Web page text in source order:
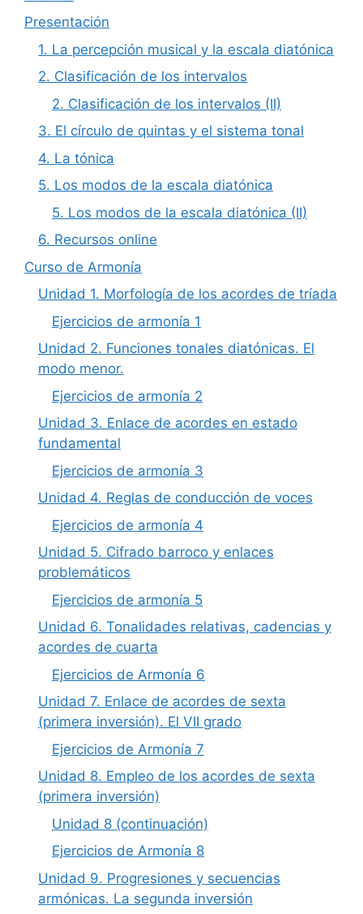
Presentación
1. La percepción musical y la escala diatónica
2. Clasificación de los intervalos
2. Clasificación de los intervalos (II)
3. El círculo de quintas y el sistema tonal
4. La tónica
5. Los modos de la escala diatónica
5. Los modos de la escala diatónica (II)
6. Recursos online
Curso de Armonía
Unidad 1. Morfología de los acordes de tríada
Ejercicios de armonía 1
Unidad 2. Funciones tonales diatónicas. El
modo menor.
Ejercicios de armonía 2
Unidad 3. Enlace de acordes en estado
fundamental
Ejercicios de armonía 3
Unidad 4. Reglas de conducción de voces
Ejercicios de armonía 4
Unidad 5. Cifrado barroco y enlaces
problemáticos
Ejercicios de armonía 5
Unidad 6. Tonalidades relativas, cadencias y
acordes de cuarta
Ejercicios de Armonía 6
Unidad 7. Enlace de acordes de sexta
(primera inversión). El VII grado
Ejercicios de Armonía 7
Unidad 8. Empleo de los acordes de sexta
(primera inversión)
Unidad 8 (continuación)
Ejercicios de Armonía 8
Unidad 9. Progresiones y secuencias
armónicas. La segunda inversión